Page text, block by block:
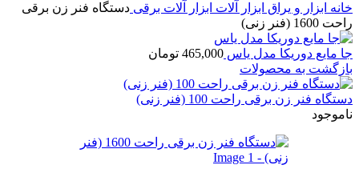
خانه ابزار و یراق ابزار آلات ابزار آلات برقی دستگاه فنر زن برقی
راحت 1600 (فنر زنی)
جا مایع دوریکا مدل یاس 465,000 تومان
بازگشت به محصولات
دستگاه فنر زن برقی راحت 100 (فنر زنی)
ناموجود